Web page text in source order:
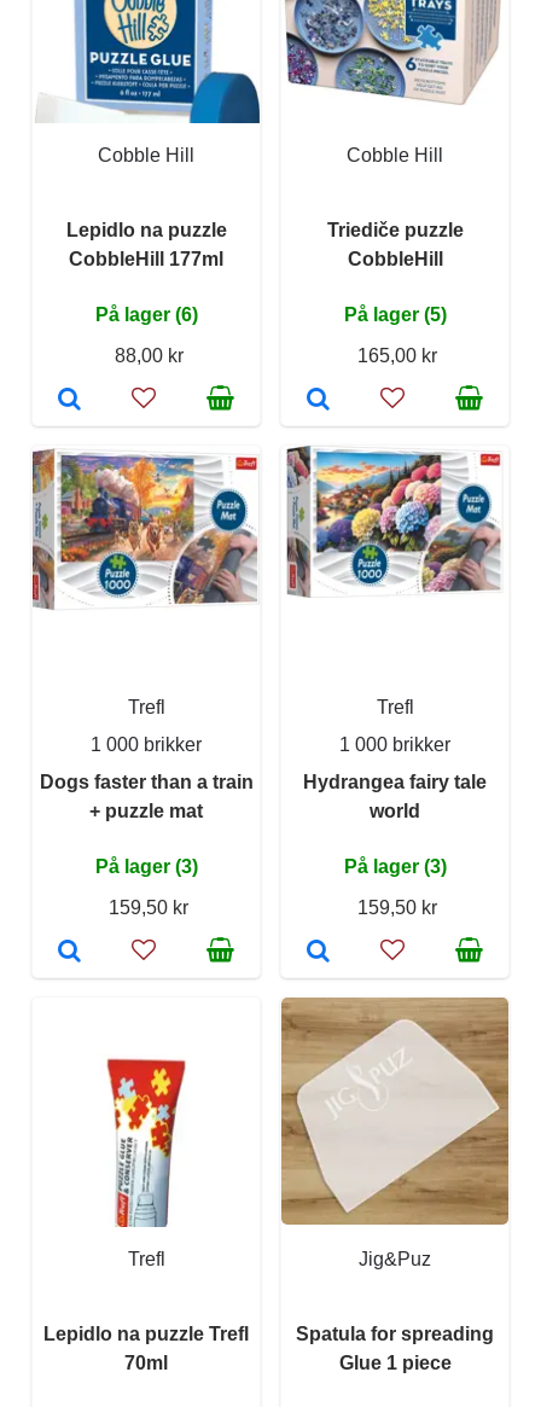
Cobble Hill
Lepidlo na puzzle
CobbleHill 177ml
På lager (6)
88,00 kr
Cobble Hill
Triediče puzzle
CobbleHill
På lager (5)
165,00 kr
Trefl
1 000 brikker
Dogs faster than a train
+ puzzle mat
På lager (3)
159,50 kr
Trefl
1 000 brikker
Hydrangea fairy tale
world
På lager (3)
159,50 kr
Trefl
Lepidlo na puzzle Trefl
70ml
Jig&Puz
Spatula for spreading
Glue 1 piece